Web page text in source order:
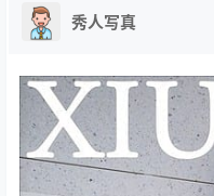
秀人写真